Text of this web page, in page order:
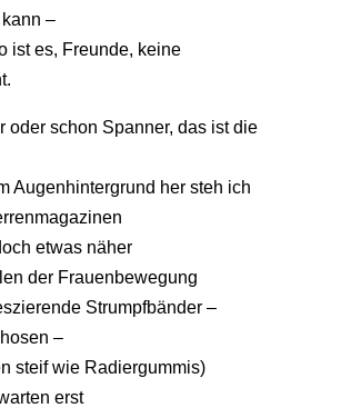
–
ist es, Freunde, keine
oder schon Spanner, das ist die
Augenhintergrund her steh ich
etwas näher
der Frauenbewegung
Strumpfbänder –
–
steif wie Radiergummis)
erst